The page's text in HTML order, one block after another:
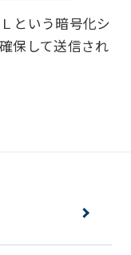
情報は、以
す。また、
、または
況の確認の
という暗号化シ
保して送信され